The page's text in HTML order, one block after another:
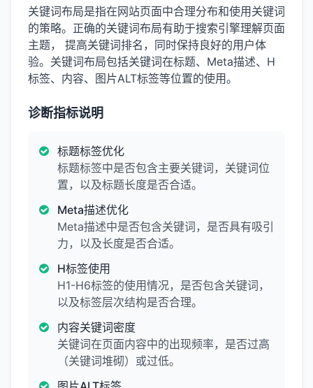
关键词布局是指在网站页面中合理分布和使用关键词
的策略。正确的关键词布局有助于搜索引擎理解页面
主题， 提高关键词排名，同时保持良好的用户体
验。关键词布局包括关键词在标题、Meta描述、H
标签、内容、图片ALT标签等位置的使用。
诊断指标说明
标题标签优化
标题标签中是否包含主要关键词，关键词位
置，以及标题长度是否合适。
Meta描述优化
Meta描述中是否包含关键词，是否具有吸引
力，以及长度是否合适。
H标签使用
H1-H6标签的使用情况，是否包含关键词，
以及标签层次结构是否合理。
内容关键词密度
关键词在页面内容中的出现频率，是否过高
（关键词堆砌）或过低。